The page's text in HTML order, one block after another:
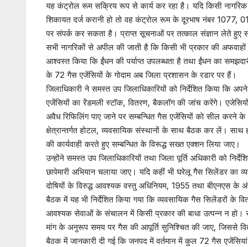
यह कंट्रोल रूम सक्रिय रूप से कार्य कर रहा है। यदि किसी
शिकायत दर्ज करानी हो तो वह कंट्रोल रूम के दूरभाष नंबर
पर संपर्क कर सकता है। प्राप्त सूचनाओं पर तत्काल संज्ञान लेते हुए
सभी नागरिकों से अपील की जाती है कि किसी भी प्रकार की
आश्वस्त किया कि ईंधन की पर्याप्त उपलब्धता है तथा ईंधन का
के 72 गैस एजेंसियों के गोदाम अब जिला प्रशासन के रडार पर हैं।
जिलाधिकारी ने समस्त उप जिलाधिकारियों को निर्देशित किया कि
एजेंसियों का रेंडमली स्टॉक, वितरण, बैकलॉग की जांच करेंगे।
अवैध रिफिलिंग पाए जाने पर सम्बन्धित गैस एजेंसियों को सील करने के
क्षेत्रान्तर्गत होटल, व्यवसायिक संस्थानों के साथ बैठक कर लें। साथ
की कार्यवाही करते हुए सम्बन्धित के विरूद्ध सख्त एक्शन लिया जाए।
उन्होंने समस्त उप जिलाधिकारियों तथा जिला पूर्ति अधिकारी को
छापेमारी अभियान चलाया जाए। यदि कहीं भी घरेलू गैस सिलेंडर का
दोषियों के विरुद्ध आवश्यक वस्तु अधिनियम, 1955 तथा बीएनएस के
बैठक में यह भी निर्देशित किया गया कि व्यवसायिक गैस सिलेंडरों के
आवश्यक सेवाओं के संचालन में किसी प्रकार की बाधा उत्पन्न न हो।
मांग के अनुरूप समय पर गैस की आपूर्ति सुनिश्चित की जाए, जिससे
बैठक में जानकारी दी गई कि जनपद में वर्तमान में कुल 72 गैस